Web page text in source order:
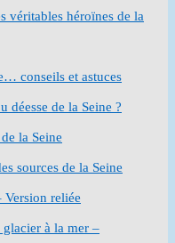
véritables héroïnes de la
conseils et astuces
déesse de la Seine ?
la Seine
sources de la Seine
Version reliée
à la mer –